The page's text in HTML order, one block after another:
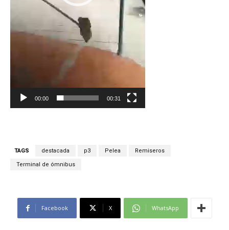
e
00:00 00:31
TAGS destacada p3 Pelea Remiseros
Terminal de ómnibus
Facebook X WhatsApp